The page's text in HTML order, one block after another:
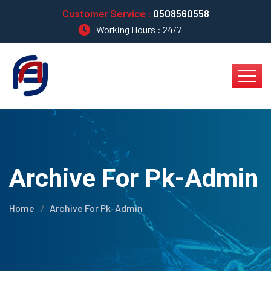
Customer Service : 0508560558
Working Hours : 24/7
Archive For Pk-Admin
Home Archive For Pk-Admin